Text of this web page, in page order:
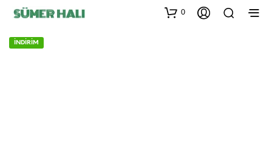
0
İNDİRİM